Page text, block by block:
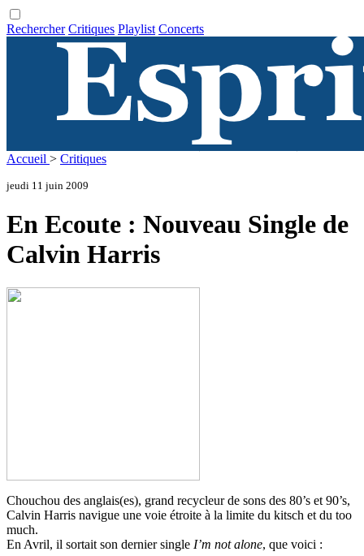
Rechercher Critiques Playlist Concerts
Accueil > Critiques
jeudi 11 juin 2009
En Ecoute : Nouveau Single de
Calvin Harris
Chouchou des anglais(es), grand recycleur de sons des 80’s et 90’s,
Calvin Harris navigue une voie étroite à la limite du kitsch et du too
much.
En Avril, il sortait son dernier single I’m not alone, que voici :